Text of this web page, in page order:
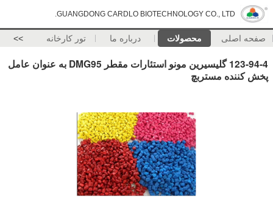
GUANGDONG CARDLO BIOTECHNOLOGY CO., LTD.
صفحه اصلی محصولات درباره ما تور کارخانه >>
123-94-4 گلیسیرین مونو استئارات مقطر DMG95 به عنوان عامل
پخش کننده مستربچ